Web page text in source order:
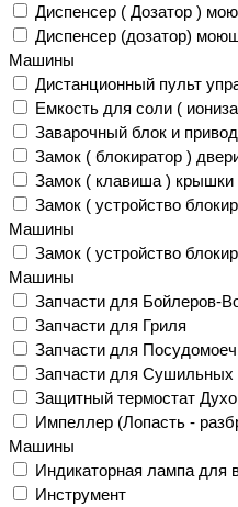
Диспенсер ( Дозатор )
Диспенсер (дозатор)
Машины
Дистанционный пульт
Емкость для соли (
Заварочный блок и привод
Замок ( блокиратор )
Замок ( клавиша ) крышки
Замок ( устройство
Машины
Замок ( устройство
Машины
Запчасти для Бойлеров-
Запчасти для Гриля
Запчасти для
Запчасти для
Защитный термостат
Импеллер (Лопасть -
Машины
Индикаторная лампа для
Инструмент